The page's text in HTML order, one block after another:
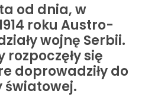
od dnia, w
roku Austro-
wojnę Serbii.
rozpoczęły się
doprowadziły do
światowej.